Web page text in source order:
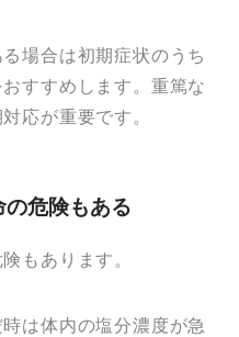
場合は初期症状のうち
すすめします。重篤な
応が重要です。
危険もある
もあります。
は体内の塩分濃度が急